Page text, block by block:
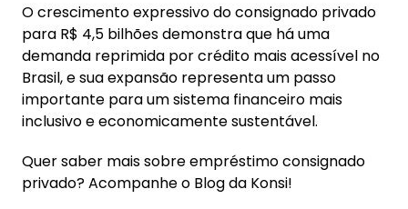
O crescimento expressivo do consignado privado
para R$ 4,5 bilhões demonstra que há uma
demanda reprimida por crédito mais acessível no
Brasil, e sua expansão representa um passo
importante para um sistema financeiro mais
inclusivo e economicamente sustentável.
Quer saber mais sobre empréstimo consignado
privado? Acompanhe o Blog da Konsi!